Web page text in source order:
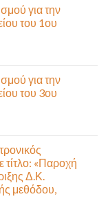
για την
του 1ου
για την
του 3ου
τίτλο: «Παροχή
Δ.Κ.
μεθόδου,